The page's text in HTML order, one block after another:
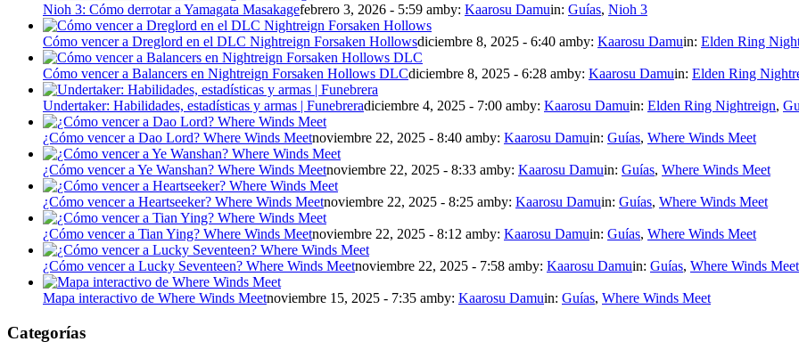
Nioh 3: Cómo derrotar a Yamagata Masakagefebrero 3, 2026 - 5:59 amby: Kaarosu Damuin: Guías, Nioh 3
Cómo vencer a Dreglord en el DLC Nightreign Forsaken Hollowsdiciembre 8, 2025 - 6:40 amby: Kaarosu Damuin: Elden Ring
Cómo vencer a Balancers en Nightreign Forsaken Hollows DLCdiciembre 8, 2025 - 6:28 amby: Kaarosu Damuin: Elden Ring
Undertaker: Habilidades, estadísticas y armas | Funebreradiciembre 4, 2025 - 7:00 amby: Kaarosu Damuin: Elden Ring Nightreign,
¿Cómo vencer a Dao Lord? Where Winds Meetnoviembre 22, 2025 - 8:40 amby: Kaarosu Damuin: Guías, Where Winds Meet
¿Cómo vencer a Ye Wanshan? Where Winds Meetnoviembre 22, 2025 - 8:33 amby: Kaarosu Damuin: Guías, Where Winds Meet
¿Cómo vencer a Heartseeker? Where Winds Meetnoviembre 22, 2025 - 8:25 amby: Kaarosu Damuin: Guías, Where Winds Meet
¿Cómo vencer a Tian Ying? Where Winds Meetnoviembre 22, 2025 - 8:12 amby: Kaarosu Damuin: Guías, Where Winds Meet
¿Cómo vencer a Lucky Seventeen? Where Winds Meetnoviembre 22, 2025 - 7:58 amby: Kaarosu Damuin: Guías, Where Winds Meet
Mapa interactivo de Where Winds Meetnoviembre 15, 2025 - 7:35 amby: Kaarosu Damuin: Guías, Where Winds Meet
Categorías